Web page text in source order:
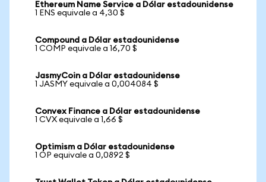
Ethereum Name Service a Dólar estadounidense
1 ENS equivale a 4,30 $
Compound a Dólar estadounidense
1 COMP equivale a 16,70 $
JasmyCoin a Dólar estadounidense
1 JASMY equivale a 0,004084 $
Convex Finance a Dólar estadounidense
1 CVX equivale a 1,66 $
Optimism a Dólar estadounidense
1 OP equivale a 0,0892 $